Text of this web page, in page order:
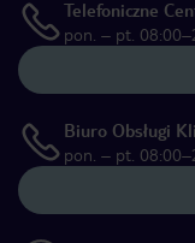
Telefoniczne
pon. – pt.
Biuro Obsługi
pon. – pt.